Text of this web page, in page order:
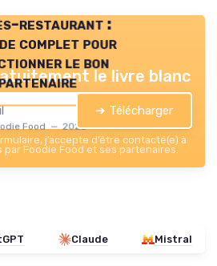
restaurant :
complet pour
le bon
Food — 2026
le livre blanc
➔ Télécharger
j’accepte d’être contacté(e) à
par Foodie Food et ses partenaires.
Claude Mistral